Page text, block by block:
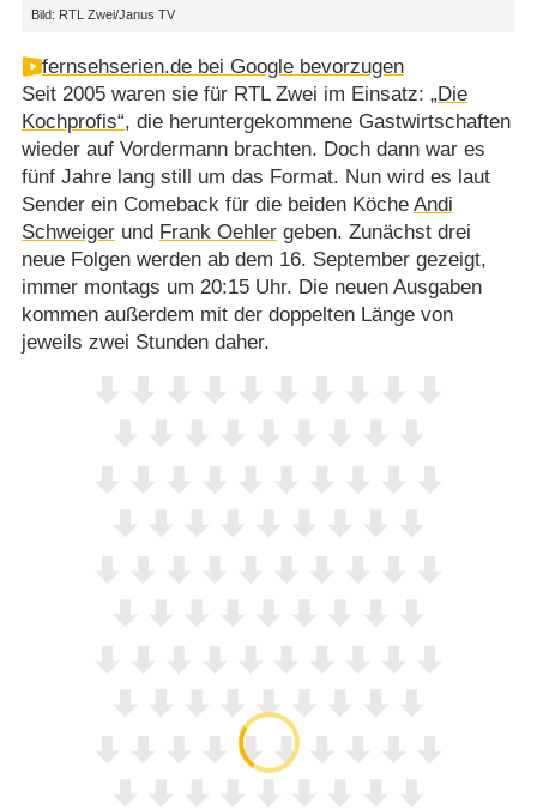
Bild: RTL Zwei/Janus TV
fernsehserien.de bei Google bevorzugen
Seit 2005 waren sie für RTL Zwei im Einsatz: „Die
Kochprofis“, die heruntergekommene Gastwirtschaften
wieder auf Vordermann brachten. Doch dann war es
fünf Jahre lang still um das Format. Nun wird es laut
Sender ein Comeback für die beiden Köche Andi
Schweigerund Frank Oehlergeben. Zunächst drei
neue Folgen werden ab dem 16. September gezeigt,
immer montags um 20:15 Uhr. Die neuen Ausgaben
kommen außerdem mit der doppelten Länge von
jeweils zwei Stunden daher.